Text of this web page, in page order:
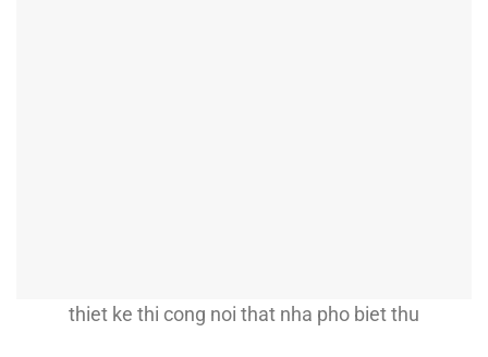
thiet ke thi cong noi that nha pho biet thu